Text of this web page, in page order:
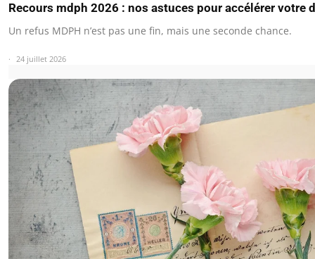
Recours mdph 2026 : nos astuces pour accélérer votre
Un refus MDPH n’est pas une fin, mais une seconde chance.
24 juillet 2026